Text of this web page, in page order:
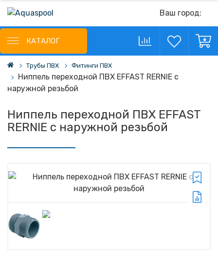
Ваш город:
КАТАЛОГ
Трубы ПВХ Фитинги ПВХ
Ниппель переходной ПВХ EFFAST RERNIE с
наружной резьбой
Ниппель переходной ПВХ EFFAST
RERNIE с наружной резьбой